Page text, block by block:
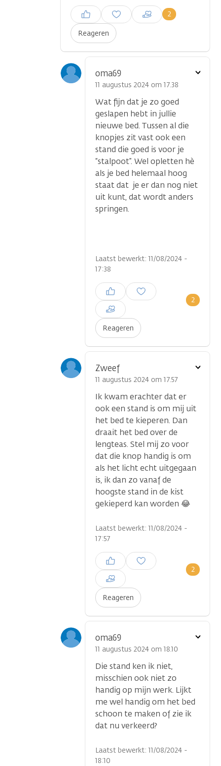
Reageren
2
Inloggen om een reactie te
plaatsen
oma69
11 augustus 2024 om 17.38
Wat fijn dat je zo goed
geslapen hebt in jullie
nieuwe bed. Tussen al die
knopjes zit vast ook een
stand die goed is voor je
“stalpoot”. Wel opletten hè
als je bed helemaal hoog
staat dat je er dan nog niet
uit kunt, dat wordt anders
springen.
Laatst bewerkt: 11/08/2024 -
17:38
Reageren
2
Inloggen om een reactie te
plaatsen
Toon
Zweef
11 augustus 2024 om 17.57
Ik kwam erachter dat er
ook een stand is om mij uit
het bed te kieperen. Dan
draait het bed over de
lengteas. Stel mij zo voor
dat die knop handig is om
als het licht echt uitgegaan
is, ik dan zo vanaf de
hoogste stand in de kist
gekieperd kan worden 😂
Laatst bewerkt: 11/08/2024 -
17:57
Reageren
2
Inloggen om een reactie te
plaatsen
Toon
oma69
11 augustus 2024 om 18.10
Die stand ken ik niet,
misschien ook niet zo
handig op mijn werk. Lijkt
me wel handig om het bed
schoon te maken of zie ik
dat nu verkeerd?
Laatst bewerkt: 11/08/2024 -
18:10
Toon